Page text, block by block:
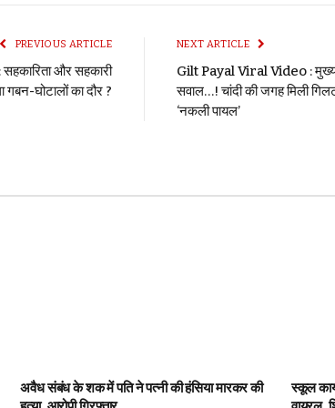
PREVIOUS ARTICLE
सहकारिता और सहकारी
गबन-घोटालों का दौर ?
NEXT ARTICLE
Gilt Payal Viral Video :
सवाल…! चांदी की जगह मिली
‘नकली पायल’
अवैध संबंध के शक में पति ने पत्नी की हंसिया मारकर की
स्कूल